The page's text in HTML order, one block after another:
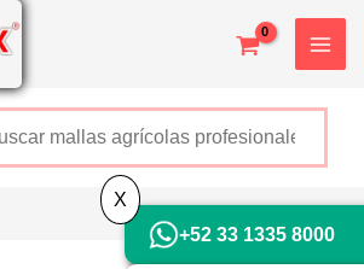
+52 800 726 2552
+52 33 1335 8000
X